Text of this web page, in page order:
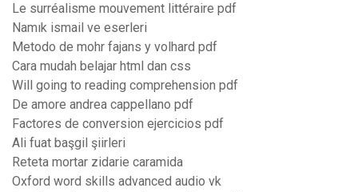
Le surréalisme mouvement littéraire pdf
Namık ismail ve eserleri
Metodo de mohr fajans y volhard pdf
Cara mudah belajar html dan css
Will going to reading comprehension pdf
De amore andrea cappellano pdf
Factores de conversion ejercicios pdf
Ali fuat başgil şiirleri
Reteta mortar zidarie caramida
Oxford word skills advanced audio vk